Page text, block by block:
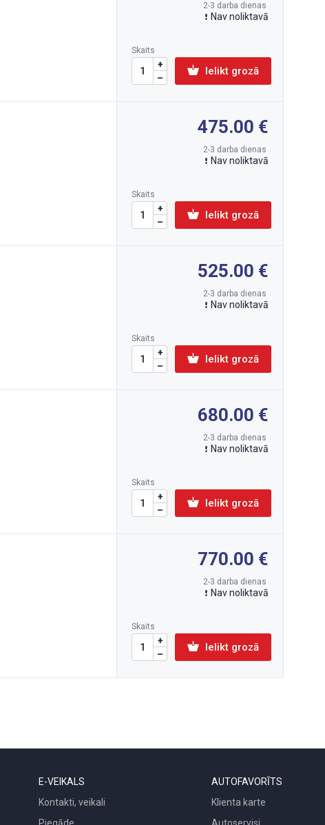
2-3 darba dienas
Nav noliktavā
Skaits
Ielikt grozā
475.00
2-3 darba dienas
Nav noliktavā
Skaits
Ielikt grozā
525.00
2-3 darba dienas
Nav noliktavā
Skaits
Ielikt grozā
680.00
2-3 darba dienas
Nav noliktavā
Skaits
Ielikt grozā
770.00
2-3 darba dienas
Nav noliktavā
Skaits
Ielikt grozā
E-VEIKALS
Kontakti, veikali
AUTOFAVORĪTS
Klienta karte